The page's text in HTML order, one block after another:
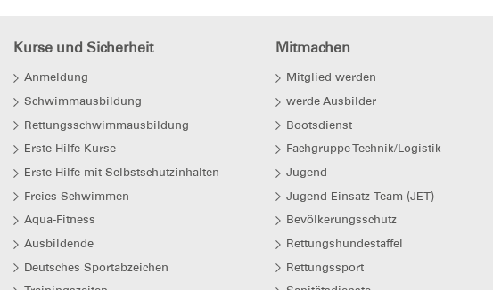
Kurse und Sicherheit
Anmeldung
Schwimmausbildung
Rettungsschwimmausbildung
Erste-Hilfe-Kurse
Erste Hilfe mit Selbstschutzinhalten
Freies Schwimmen
Aqua-Fitness
Ausbildende
Deutsches Sportabzeichen
Mitmachen
Mitglied werden
werde Ausbilder
Bootsdienst
Fachgruppe Technik/Logistik
Jugend
Jugend-Einsatz-Team (JET)
Bevölkerungsschutz
Rettungshundestaffel
Rettungssport